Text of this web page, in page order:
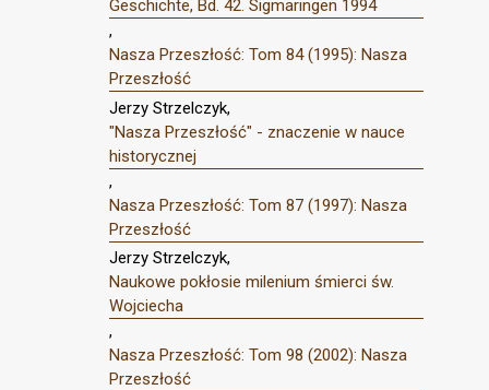
Geschichte, Bd. 42. Sigmaringen 1994
,
Nasza Przeszłość: Tom 84 (1995): Nasza
Przeszłość
Jerzy Strzelczyk,
"Nasza Przeszłość" - znaczenie w nauce
historycznej
,
Nasza Przeszłość: Tom 87 (1997): Nasza
Przeszłość
Jerzy Strzelczyk,
Naukowe pokłosie milenium śmierci św.
Wojciecha
,
Nasza Przeszłość: Tom 98 (2002): Nasza
Przeszłość